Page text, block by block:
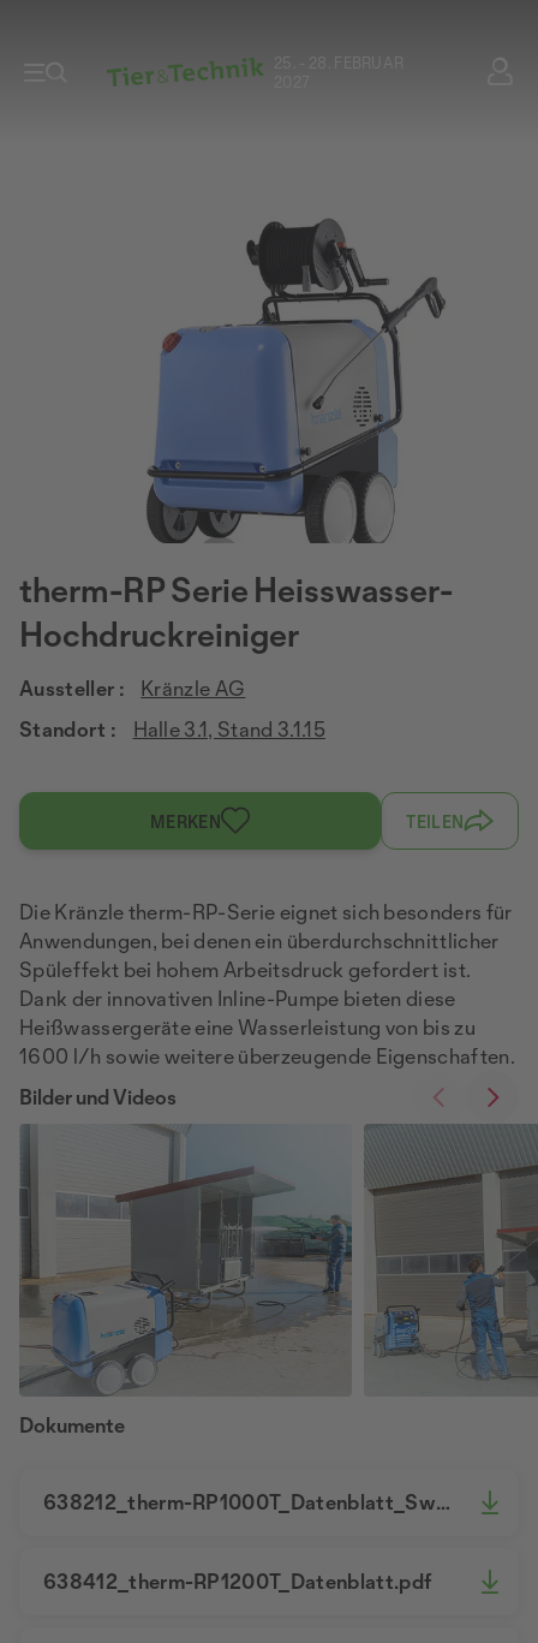
25. - 28. FEBRUAR
therm-RP Serie Heisswasser-
Hochdruckreiniger
Aussteller :
Kränzle AG
Standort :
Halle 3.1, Stand 3.1.15
MERKEN TEILEN
Die Kränzle therm-RP-Serie eignet sich besonders für
Anwendungen, bei denen ein überdurchschnittlicher
Spüleffekt bei hohem Arbeitsdruck gefordert ist.
Dank der innovativen Inline-Pumpe bieten diese
Heißwassergeräte eine Wasserleistung von bis zu
1600 l/h sowie weitere überzeugende Eigenschaften.
Bilder und Videos
Dokumente
638212_therm-RP1000T_Datenblatt_Swiss_Edition.pdf
638412_therm-RP1200T_Datenblatt.pdf